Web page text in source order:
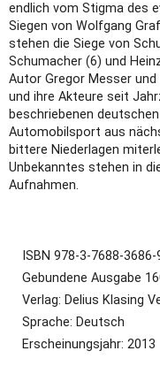
endlich vom Stigma des
Siegen von Wolfgang
stehen die Siege von
Schumacher (6) und
Autor Gregor Messer
und ihre Akteure seit
beschriebenen
Automobilsport aus
bittere Niederlagen
Unbekanntes stehen in
Aufnahmen.
ISBN 978-3-7688-3686-
Gebundene Ausgabe
Verlag: Delius Klasing
Sprache: Deutsch
Erscheinungsjahr: 2013